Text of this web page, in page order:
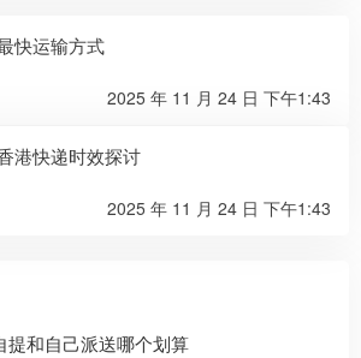
快运输方式
2025 年 11 月 24 日 下午1:43
港快递时效探讨
2025 年 11 月 24 日 下午1:43
提和自己派送哪个划算